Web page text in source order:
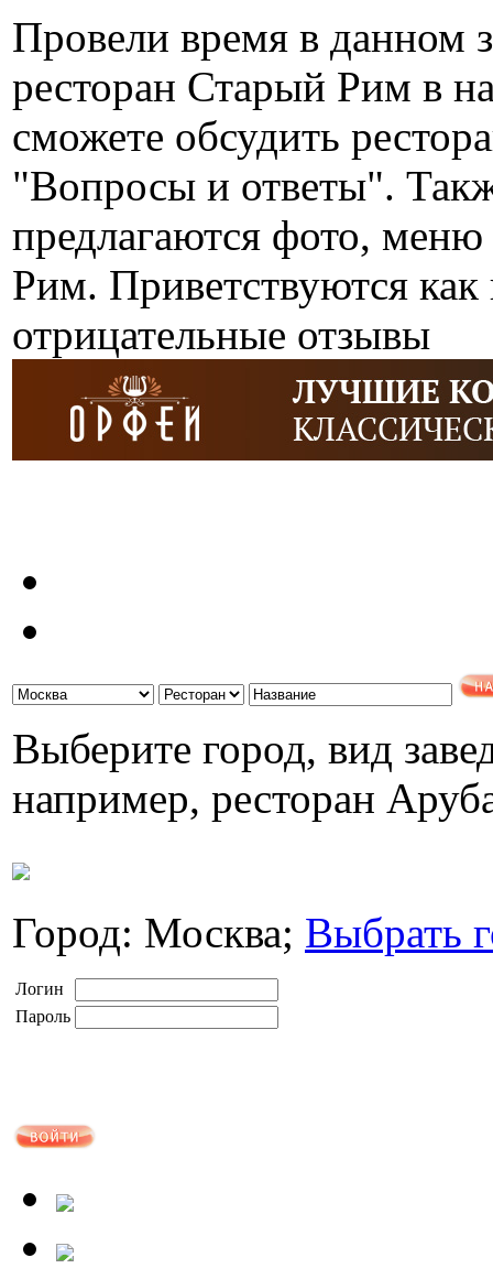
Провели время в данном
ресторан Старый Рим в
сможете обсудить
"Вопросы и ответы".
предлагаются фото,
Рим. Приветствуются
отрицательные отзывы
Выберите город, вид
например, ресторан
Город: Москва; Выбрать
Логин
Пароль